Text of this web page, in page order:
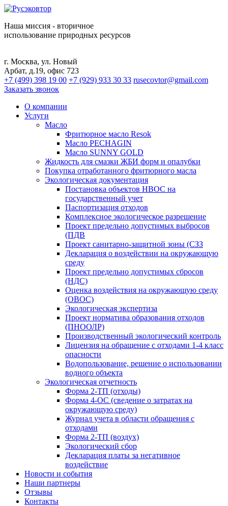
Наша миссия - вторичное
использование природных ресурсов
г. Москва, ул. Новый
Арбат, д.19, офис 723
+7 (499) 398 19 00 +7 (929) 933 30 33 rusecovtor@gmail.com
Заказать звонок
О компании
Услуги
Масло
Фритюрное масло Resok
Масло PECHAGIN
Масло SUNNY GOLD
Жидкость для смазки ЖБИ форм и опалубки
Покупка отработанного фритюрного масла
Экологическая документация
Постановка объектов НВОС на
государственный учет
Паспортизация отходов
Комплексное экологическое разрешение
Проект предельно допустимых выбросов
(ПДВ
Проект санитарно-защитной зоны (СЗЗ
Декларация о воздействии на окружающую
среду
Проект предельно допустимых сбросов
(НДС)
Оценка воздействия на окружающую среду
(ОВОС)
Экологическая экспертиза
Проект норматива образования отходов
(ПНООЛР)
Производственный экологический контроль
Лицензия на обращение с отходами 1-4 класс
опасности
Водопользование, решение о использовании
водного объекта
Экологическая отчетность
Форма 2-ТП (отходы)
Форма 4-ОС (сведение о затратах на
окружающую среду)
Журнал учета в области обращения с
отходами
Форма 2-ТП (воздух)
Экологический сбор
Декларация платы за негативное
воздействие
Новости и события
Наши партнеры
Отзывы
Контакты